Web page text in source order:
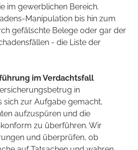
im gewerblichen Bereich.
Manipulation bis hin zum
gefälschte Belege oder gar der
- die Liste der
im Verdachtsfall
in
sich zur Aufgabe gemacht,
aufzuspüren und die
zu überführen. Wir
und überprüfen, ob